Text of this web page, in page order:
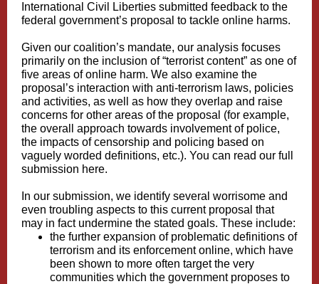
International Civil Liberties submitted feedback to the
federal government’s proposal to tackle online harms.
Given our coalition’s mandate, our analysis focuses
primarily on the inclusion of “terrorist content” as one of
five areas of online harm. We also examine the
proposal’s interaction with anti-terrorism laws, policies
and activities, as well as how they overlap and raise
concerns for other areas of the proposal (for example,
the overall approach towards involvement of police,
the impacts of censorship and policing based on
vaguely worded definitions, etc.). You can read our full
submission here.
In our submission, we identify several worrisome and
even troubling aspects to this current proposal that
may in fact undermine the stated goals. These include:
the further expansion of problematic definitions of
terrorism and its enforcement online, which have
been shown to more often target the very
communities which the government proposes to